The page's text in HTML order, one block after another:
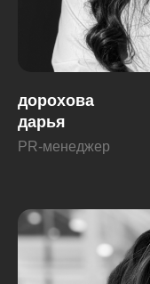
дорохова
дарья
PR-менеджер